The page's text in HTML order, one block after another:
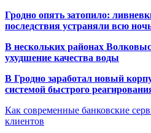
Гродно опять затопило:
последствия устраняли всю
В нескольких районах
ухудшение качества воды
В Гродно заработал новый
системой быстрого
Как современные банковские
клиентов